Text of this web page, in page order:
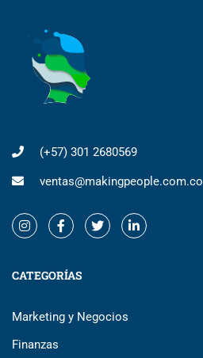
(+57) 301 2680569
ventas@makingpeople.com.co
CATEGORÍAS
Marketing y Negocios
Finanzas